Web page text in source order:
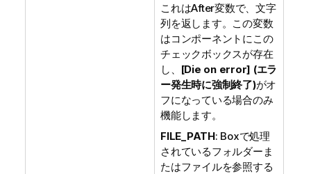
これはAfter変数で、文字
列を返します。この変数
はコンポーネントにこの
チェックボックスが存在
し、 [Die on error] (エラ
ー発生時に強制終了)がオ
フになっている場合のみ
機能します。
FILE_PATH: Boxで処理
されているフォルダーま
たはファイルを参照する